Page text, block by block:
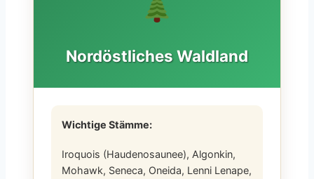
Nordöstliches Waldland
Wichtige Stämme:
Iroquois (Haudenosaunee), Algonkin,
Mohawk, Seneca, Oneida, Lenni Lenape,